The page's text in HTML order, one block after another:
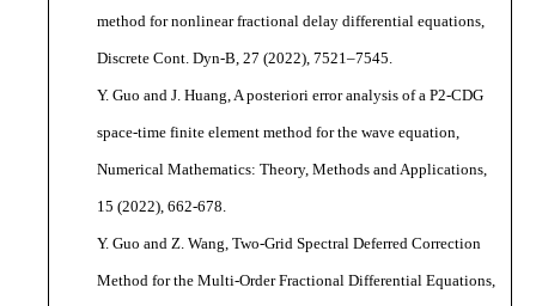
method for nonlinear fractional delay differential equations,
Discrete Cont. Dyn-B, 27 (2022), 7521–7545.
Y. Guo and J. Huang, A posteriori error analysis of a P2-CDG
space-time finite element method for the wave equation,
Numerical Mathematics: Theory, Methods and Applications,
15 (2022), 662-678.
Y. Guo and Z. Wang, Two-Grid Spectral Deferred Correction
Method for the Multi-Order Fractional Differential Equations,